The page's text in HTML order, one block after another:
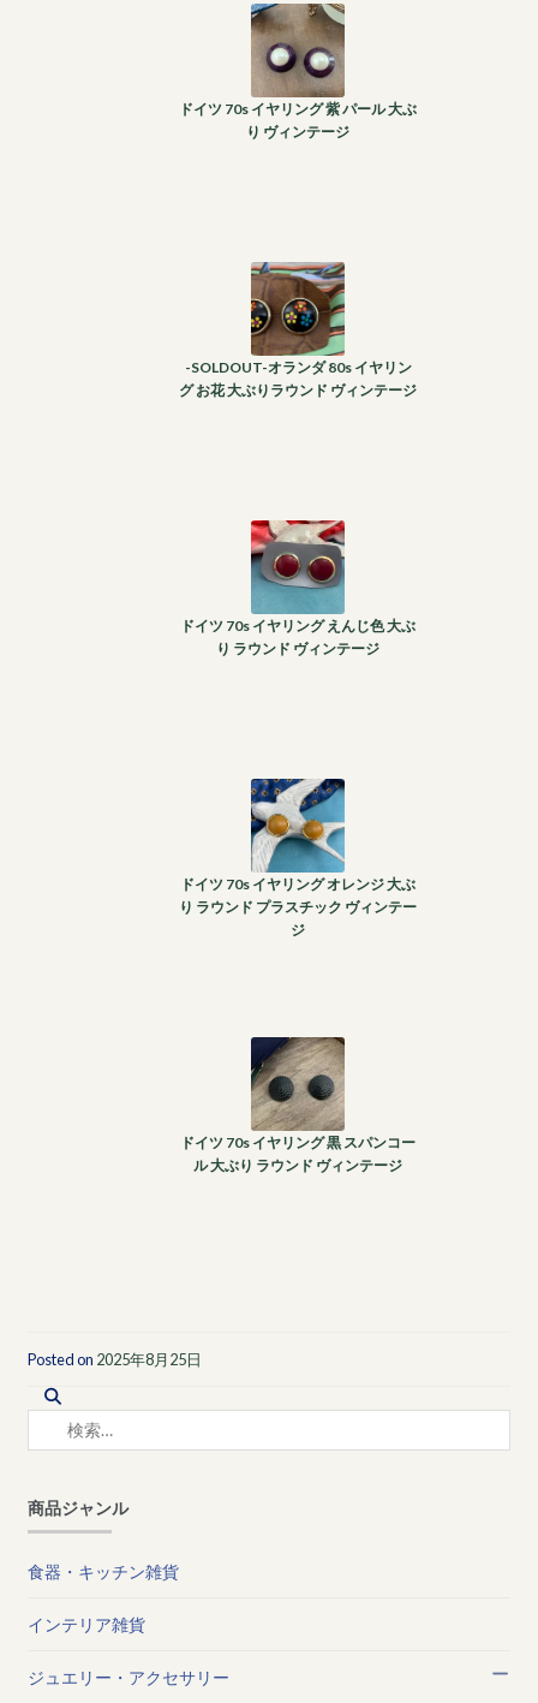
ドイツ 70s イヤリング 紫 パール 大ぶ
り ヴィンテージ
-SOLDOUT-オランダ 80s イヤリン
グ お花 大ぶりラウンド ヴィンテージ
ドイツ 70s イヤリング えんじ色 大ぶ
り ラウンド ヴィンテージ
ドイツ 70s イヤリング オレンジ 大ぶ
り ラウンド プラスチック ヴィンテー
ジ
ドイツ 70s イヤリング 黒 スパンコー
ル 大ぶり ラウンド ヴィンテージ
Posted on 2025年8月25日
索:
商品ジャンル
食器・キッチン雑貨
インテリア雑貨
ジュエリー・アクセサリー